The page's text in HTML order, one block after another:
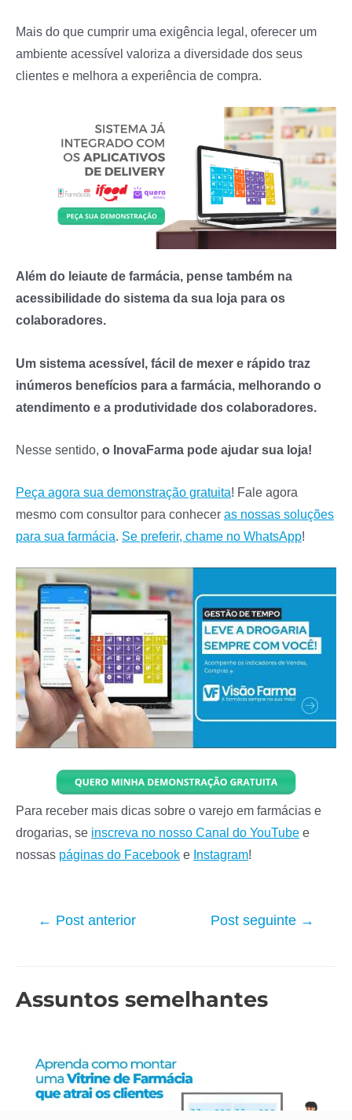
Mais do que cumprir uma exigência legal, oferecer um
ambiente acessível valoriza a diversidade dos seus
clientes e melhora a experiência de compra.
Além do leiaute de farmácia, pense também na
acessibilidade do sistema da sua loja para os
colaboradores.
Um sistema acessível, fácil de mexer e rápido traz
inúmeros benefícios para a farmácia, melhorando o
atendimento e a produtividade dos colaboradores.
Nesse sentido, o InovaFarma pode ajudar sua loja!
Peça agora sua demonstração gratuita! Fale agora
mesmo com consultor para conhecer as nossas soluções
para sua farmácia. Se preferir, chame no WhatsApp!
Para receber mais dicas sobre o varejo em farmácias e
drogarias, se inscreva no nosso Canal do YouTube e
nossas páginas do Facebook e Instagram!
Navegação
← Post anterior Post seguinte →
Assuntos semelhantes